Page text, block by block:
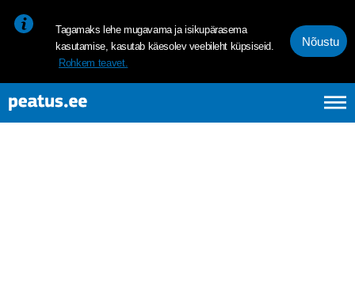
Tagamaks lehe mugavama ja isikupärasema
kasutamise, kasutab käesolev veebileht küpsiseid.
Rohkem teavet.
Nõustu